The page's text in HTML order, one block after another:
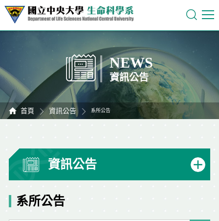
NEWS
資訊公告
首頁 資訊公告 系所公告
資訊公告
系所公告